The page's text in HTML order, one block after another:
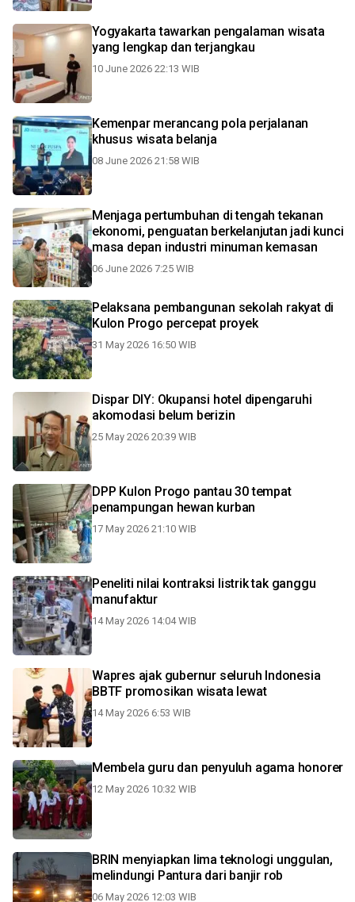
Yogyakarta tawarkan pengalaman wisata
yang lengkap dan terjangkau
10 June 2026 22:13 WIB
Kemenpar merancang pola perjalanan
khusus wisata belanja
08 June 2026 21:58 WIB
Menjaga pertumbuhan di tengah tekanan
ekonomi, penguatan berkelanjutan jadi kunci
masa depan industri minuman kemasan
06 June 2026 7:25 WIB
Pelaksana pembangunan sekolah rakyat di
Kulon Progo percepat proyek
31 May 2026 16:50 WIB
Dispar DIY: Okupansi hotel dipengaruhi
akomodasi belum berizin
25 May 2026 20:39 WIB
DPP Kulon Progo pantau 30 tempat
penampungan hewan kurban
17 May 2026 21:10 WIB
Peneliti nilai kontraksi listrik tak ganggu
manufaktur
14 May 2026 14:04 WIB
Wapres ajak gubernur seluruh Indonesia
BBTF promosikan wisata lewat
14 May 2026 6:53 WIB
Membela guru dan penyuluh agama honorer
12 May 2026 10:32 WIB
BRIN menyiapkan lima teknologi unggulan,
melindungi Pantura dari banjir rob
06 May 2026 12:03 WIB